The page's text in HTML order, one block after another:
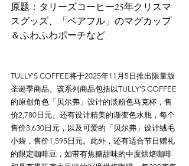
原题：タリーズコーヒー25年クリスマ
スグッズ、「ベアフル」のマグカップ
TULLY'S COFFEE将于2025年11月5日推出限量版
圣诞季商品。该系列商品包括以TULLY'S COFFEE
的原创角色「贝尔弗」设计的淡粉色马克杯，售
价2,780日元。还有设计精美的渐变色水瓶，每个
售价3,630日元，以及可爱的「贝尔弗」设计绒毛
小袋，售价1,595日元。此外，还有适合节日赠礼
的限定咖啡豆，如带有焦糖甜味的中度烘焙咖啡